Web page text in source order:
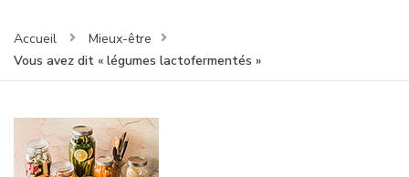
Accueil
Mieux-être
Vous avez dit « légumes lactofermentés »